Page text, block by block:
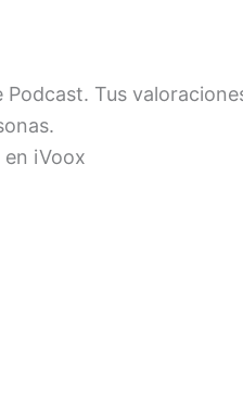
Tus
en iVoox